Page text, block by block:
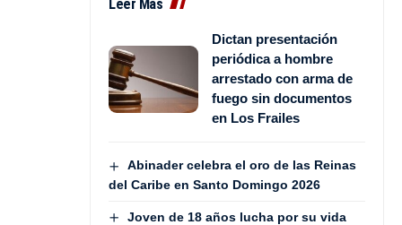
Leer Más
Dictan presentación
periódica a hombre
arrestado con arma de
fuego sin documentos
en Los Frailes
Abinader celebra el oro de las Reinas
del Caribe en Santo Domingo 2026
Joven de 18 años lucha por su vida